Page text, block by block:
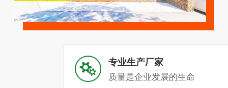
专业生产厂家
质量是企业发展的生命